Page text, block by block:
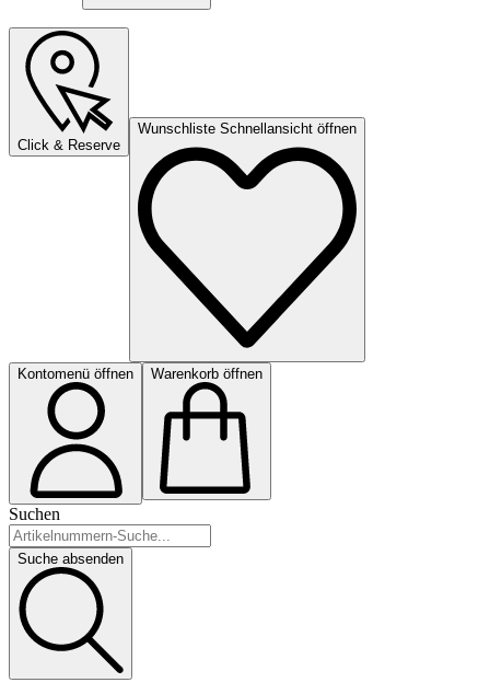
Click & Reserve
Wunschliste Schnellansicht öffnen
Kontomenü öffnen Warenkorb öffnen
Suchen
Suche absenden